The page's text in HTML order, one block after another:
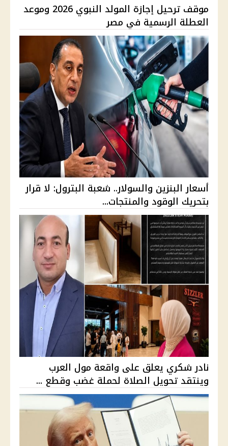
موقف ترحيل إجازة المولد النبوي 2026 وموعد
العطلة الرسمية في مصر
أسعار البنزين والسولار.. شعبة البترول: لا قرار
بتحريك الوقود والمنتجات...
نادر شكري يعلق على واقعة مول العرب
وينتقد تحويل الصلاة لحملة غضب وقطع ...